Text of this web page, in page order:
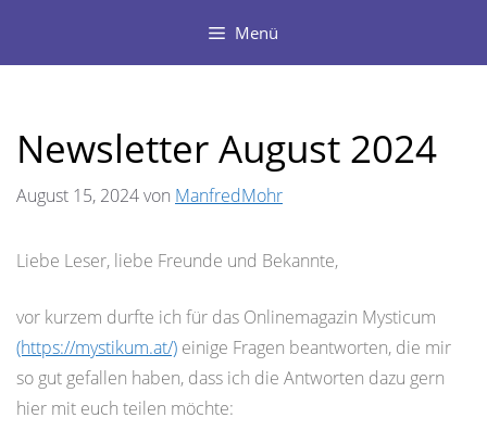
Menü
Newsletter August 2024
August 15, 2024von ManfredMohr
Liebe Leser, liebe Freunde und Bekannte,
vor kurzem durfte ich für das Onlinemagazin Mysticum
(https://mystikum.at/) einige Fragen beantworten, die mir
so gut gefallen haben, dass ich die Antworten dazu gern
hier mit euch teilen möchte: